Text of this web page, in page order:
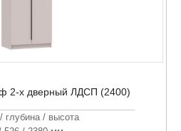
2-х дверный ЛДСП (2400)
глубина / высота